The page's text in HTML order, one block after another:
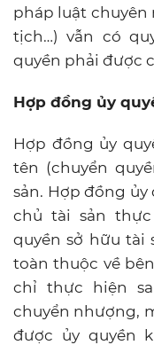
pháp luật chuyên
tịch…) vẫn có
quyền phải được
Hợp đồng ủy
Hợp đồng ủy
tên (chuyển
sản. Hợp đồng
chủ tài sản
quyền sở hữu tài
toàn thuộc về
chỉ thực hiện
chuyển nhượng,
được ủy quyền